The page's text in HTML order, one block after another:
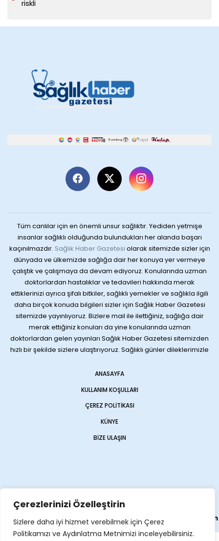
Çerezlerinizi Özelleştirin
Sizlere daha iyi hizmet verebilmek için Çerez
Politikamızı ve Aydınlatma Metnimizi inceleyebilirsiniz.
riskli
Tüm canlılar için en önemli unsur sağlıktır. Yediden yetmişe
insanlar sağlıklı olduğunda bulundukları her alanda başarı
kaçınılmazdır. Sağlık Haber Gazetesi olarak sitemizde sizler için
dünyada ve ülkemizde sağlığa dair her konuya yer vermeye
çalıştık ve çalışmaya da devam ediyoruz. Konularında uzman
doktorlardan hastalıklar ve tedavileri hakkında merak
ettiklerinizi ayrıca şifalı bitkiler, sağlıklı yemekler ve sağlıkla ilgili
daha birçok konuda bilgileri sizler için Sağlık Haber Gazetesi
sitemizde yayınlıyoruz. Bizlere mail ile ilettiğiniz, sağlığa dair
merak ettiğiniz konuları da yine konularında uzman
doktorlardan gelen yayınları Sağlık Haber Gazetesi sitemizden
hızlı bir şekilde sizlere ulaştırıyoruz. Sağlıklı günler dileklerimizle
ANASAYFA
KULLANIM KOŞULLARI
ÇEREZ POLITIKASI
KÜNYE
BIZE ULAŞIN
Web sitemizHaber Sitesi olarakOpencart Global
tarafından